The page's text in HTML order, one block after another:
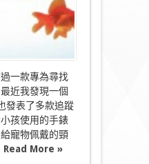
一款專為尋找
近我發現一個
發表了多款追蹤
孩使用的手錶
寵物佩戴的頸
Read More »